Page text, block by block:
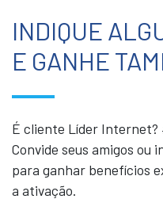
INDIQUE
E GANHE
É cliente Líder Internet?
Convide seus amigos ou
para ganhar benefícios
a ativação.